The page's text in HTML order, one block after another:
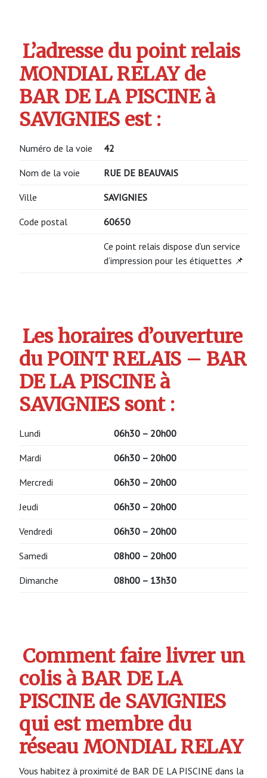
L’adresse du point relais
MONDIAL RELAY de
BAR DE LA PISCINE à
SAVIGNIES est :
Numéro de la voie 42
Nom de la voie RUE DE BEAUVAIS
Ville SAVIGNIES
Code postal 60650
Ce point relais dispose d’un service
d’impression pour les étiquettes 📌
Les horaires d’ouverture
du POINT RELAIS – BAR
DE LA PISCINE à
SAVIGNIES sont :
Lundi 06h30 – 20h00
Mardi 06h30 – 20h00
Mercredi 06h30 – 20h00
Jeudi 06h30 – 20h00
Vendredi 06h30 – 20h00
Samedi 08h00 – 20h00
Dimanche 08h00 – 13h30
Comment faire livrer un
colis à BAR DE LA
PISCINE de SAVIGNIES
qui est membre du
réseau MONDIAL RELAY
Vous habitez à proximité de BAR DE LA PISCINE dans la